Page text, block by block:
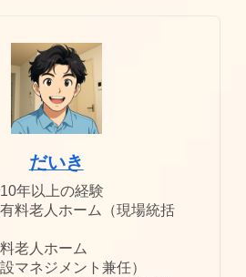
だいき
年以上の経験
有料老人ホーム（現場統括
老人ホーム
マネジメント兼任）